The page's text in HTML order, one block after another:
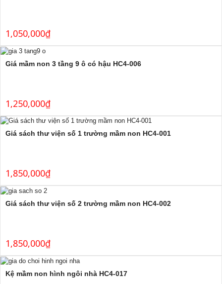
1,050,000₫
Giá mầm non 3 tầng 9 ô có hậu HC4-006
1,250,000₫
Giá sách thư viện số 1 trường mầm non HC4-001
1,850,000₫
Giá sách thư viện số 2 trường mầm non HC4-002
1,850,000₫
Kệ mầm non hình ngôi nhà HC4-017